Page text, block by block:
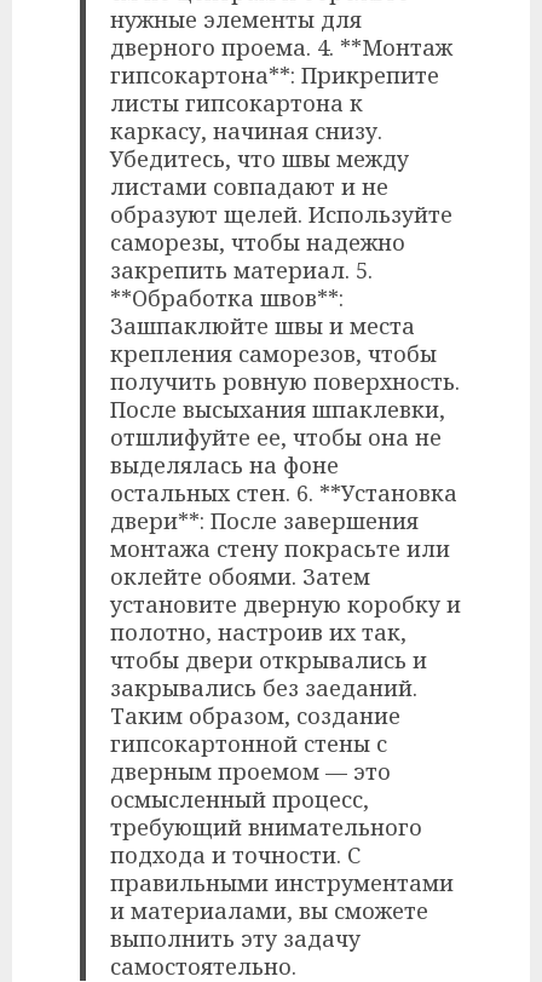
нужные элементы для
дверного проема. 4. **Монтаж
гипсокартона**: Прикрепите
листы гипсокартона к
каркасу, начиная снизу.
Убедитесь, что швы между
листами совпадают и не
образуют щелей. Используйте
саморезы, чтобы надежно
закрепить материал. 5.
**Обработка швов**:
Зашпаклюйте швы и места
крепления саморезов, чтобы
получить ровную поверхность.
После высыхания шпаклевки,
отшлифуйте ее, чтобы она не
выделялась на фоне
остальных стен. 6. **Установка
двери**: После завершения
монтажа стену покрасьте или
оклейте обоями. Затем
установите дверную коробку и
полотно, настроив их так,
чтобы двери открывались и
закрывались без заеданий.
Таким образом, создание
гипсокартонной стены с
дверным проемом — это
осмысленный процесс,
требующий внимательного
подхода и точности. С
правильными инструментами
и материалами, вы сможете
выполнить эту задачу
самостоятельно.